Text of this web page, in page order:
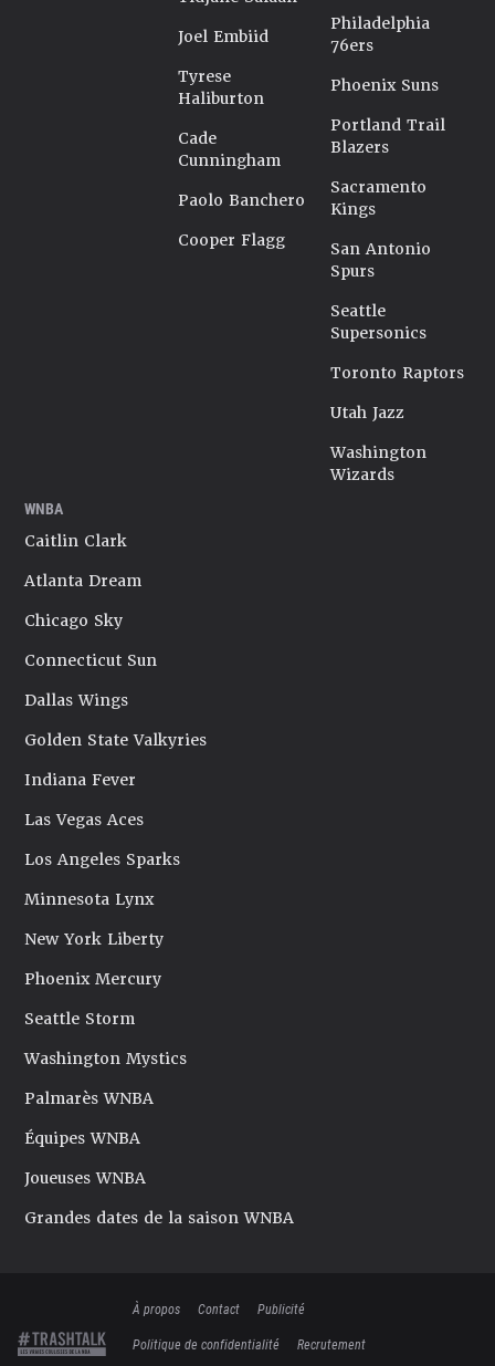
Joel Embiid
Tyrese
Haliburton
Cade
Cunningham
Paolo Banchero
Cooper Flagg
Philadelphia
76ers
Phoenix Suns
Portland Trail
Blazers
Sacramento
Kings
San Antonio
Spurs
Seattle
Supersonics
Toronto Raptors
Utah Jazz
Washington
Wizards
WNBA
Caitlin Clark
Atlanta Dream
Chicago Sky
Connecticut Sun
Dallas Wings
Golden State Valkyries
Indiana Fever
Las Vegas Aces
Los Angeles Sparks
Minnesota Lynx
New York Liberty
Phoenix Mercury
Seattle Storm
Washington Mystics
Palmarès WNBA
Équipes WNBA
Joueuses WNBA
Grandes dates de la saison WNBA
À propos Contact
Publicité
Politique de confidentialité
Recrutement